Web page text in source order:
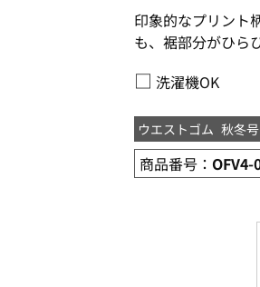
印象的なプリント
も、裾部分がひら
□ 洗濯機OK
ウエストゴム 秋冬号
商品番号： OFV4-